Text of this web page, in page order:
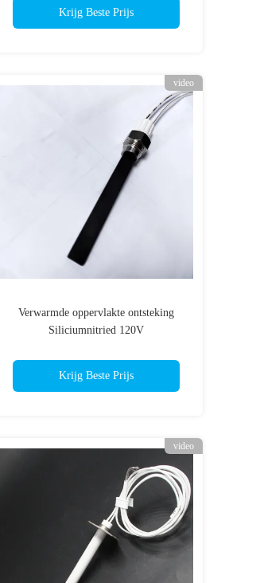
Krijg Beste Prijs
video
Verwarmde oppervlakte ontsteking
Siliciumnitried 120V
Krijg Beste Prijs
video